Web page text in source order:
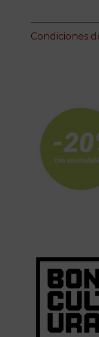
Condiciones